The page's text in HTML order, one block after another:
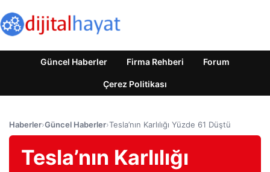
Güncel Haberler Firma Rehberi Forum
Çerez Politikası
Haberler›Güncel Haberler›Tesla’nın Karlılığı Yüzde 61 Düştü
Tesla’nın Karlılığı